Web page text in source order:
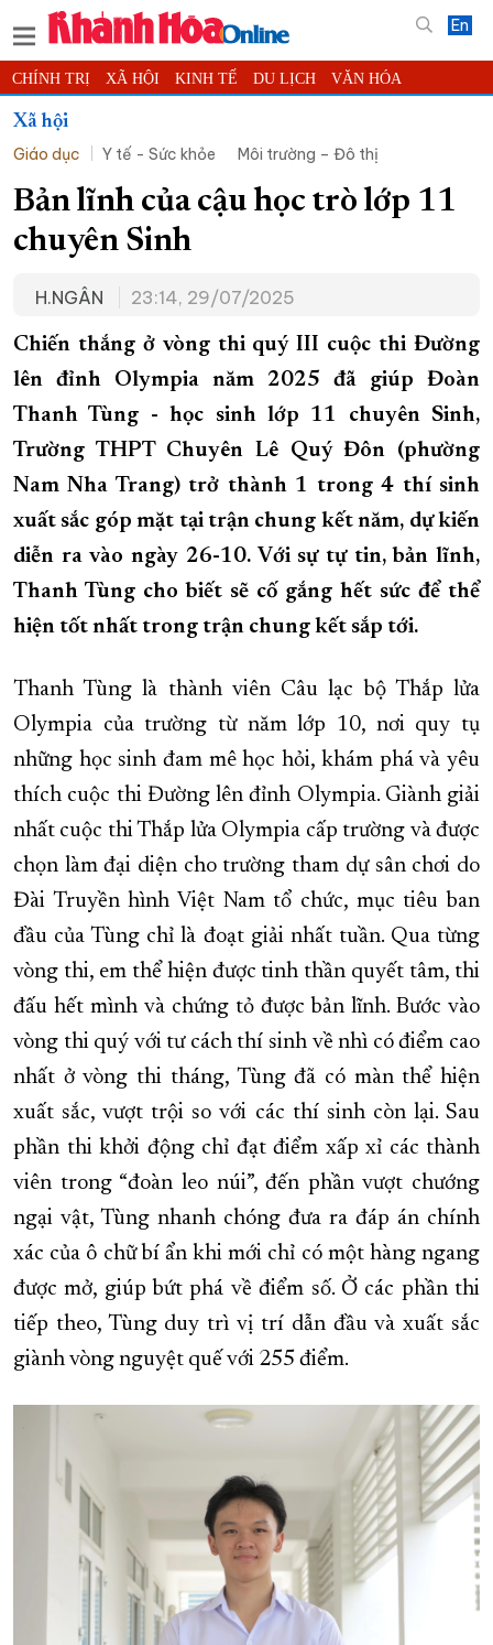
En
CHÍNH TRỊ XÃ HỘI KINH TẾ DU LỊCH VĂN HÓA
THỂ THAO
KHOA HỌC - CÔNG NGHỆ PHÁP LUẬT BẠN ĐỌC
THẾ GIỚI MULTIMEDIA VIDEO ĐỌC BÁO ONLINE
PODCAST THÔNG TIN - QUẢNG CÁO
TRƯỜNG SA BIỂN ĐẢO QUÊ HƯƠNG
CHUNG TAY CẢI CÁCH HÀNH CHÍNH
XÂY DỰNG NÔNG THÔN MỚI LỊCH CẮT ĐIỆN
TÀU - XE - MÁY BAY
KỶ NIỆM 370 NĂM XÂY DỰNG VÀ PHÁT TRIỂN TỈNH KHÁNH HÒA
KHOẢNH KHẮC ĐẸP XỨ TRẦM
XÂY DỰNG KHÁNH HÒA TRỞ THÀNH THÀNH PHỐ TRỰC THUỘC
ĐẠI HỘI ĐẢNG CÁC CẤP TRANG CHỦ VỀ BÁO KHÁNH HÒA
Xã hội
Giáo dục
Y tế - Sức khỏe Môi trường – Đô thị
Bản lĩnh của cậu học trò lớp 11
chuyên Sinh
H.NGÂN 23:14, 29/07/2025
Chiến thắng ở vòng thi quý III cuộc thi Đường
lên đỉnh Olympia năm 2025 đã giúp Đoàn
Thanh Tùng - học sinh lớp 11 chuyên Sinh,
Trường THPT Chuyên Lê Quý Đôn (phường
Nam Nha Trang) trở thành 1 trong 4 thí sinh
xuất sắc góp mặt tại trận chung kết năm, dự kiến
diễn ra vào ngày 26-10. Với sự tự tin, bản lĩnh,
Thanh Tùng cho biết sẽ cố gắng hết sức để thể
hiện tốt nhất trong trận chung kết sắp tới.
Thanh Tùng là thành viên Câu lạc bộ Thắp lửa
Olympia của trường từ năm lớp 10, nơi quy tụ
những học sinh đam mê học hỏi, khám phá và yêu
thích cuộc thi Đường lên đỉnh Olympia. Giành giải
nhất cuộc thi Thắp lửa Olympia cấp trường và được
chọn làm đại diện cho trường tham dự sân chơi do
Đài Truyền hình Việt Nam tổ chức, mục tiêu ban
đầu của Tùng chỉ là đoạt giải nhất tuần. Qua từng
vòng thi, em thể hiện được tinh thần quyết tâm, thi
đấu hết mình và chứng tỏ được bản lĩnh. Bước vào
vòng thi quý với tư cách thí sinh về nhì có điểm cao
nhất ở vòng thi tháng, Tùng đã có màn thể hiện
xuất sắc, vượt trội so với các thí sinh còn lại. Sau
phần thi khởi động chỉ đạt điểm xấp xỉ các thành
viên trong “đoàn leo núi”, đến phần vượt chướng
ngại vật, Tùng nhanh chóng đưa ra đáp án chính
xác của ô chữ bí ẩn khi mới chỉ có một hàng ngang
được mở, giúp bứt phá về điểm số. Ở các phần thi
tiếp theo, Tùng duy trì vị trí dẫn đầu và xuất sắc
giành vòng nguyệt quế với 255 điểm.